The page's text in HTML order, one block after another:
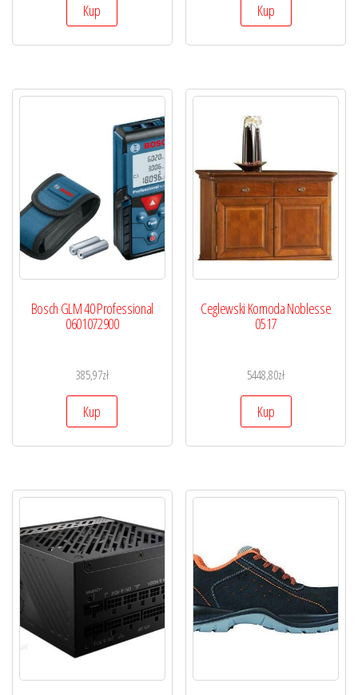
Kup Kup
Bosch GLM 40 Professional
0601072900
385,97zł
Kup
Ceglewski Komoda Noblesse
0517
5448,80zł
Kup